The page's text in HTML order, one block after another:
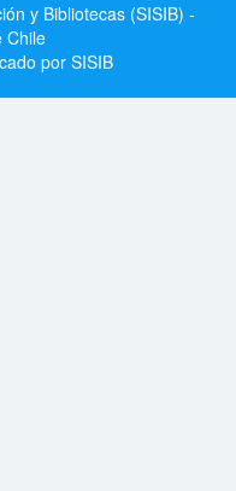
y Bibliotecas (SISIB) -
Chile
por SISIB